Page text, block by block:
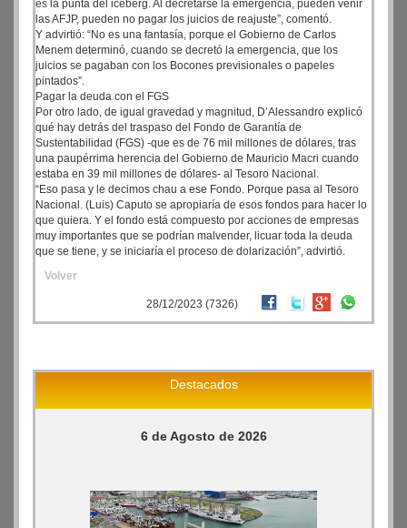
es la punta del iceberg. Al decretarse la emergencia, pueden venir
las AFJP, pueden no pagar los juicios de reajuste”, comentó.
Y advirtió: “No es una fantasía, porque el Gobierno de Carlos
Menem determinó, cuando se decretó la emergencia, que los
juicios se pagaban con los Bocones previsionales o papeles
pintados”.
Pagar la deuda con el FGS
Por otro lado, de igual gravedad y magnitud, D’Alessandro explicó
qué hay detrás del traspaso del Fondo de Garantía de
Sustentabilidad (FGS) -que es de 76 mil millones de dólares, tras
una paupérrima herencia del Gobierno de Mauricio Macri cuando
estaba en 39 mil millones de dólares- al Tesoro Nacional.
“Eso pasa y le decimos chau a ese Fondo. Porque pasa al Tesoro
Nacional. (Luis) Caputo se apropiaría de esos fondos para hacer lo
que quiera. Y el fondo está compuesto por acciones de empresas
muy importantes que se podrían malvender, licuar toda la deuda
que se tiene, y se iniciaría el proceso de dolarización”, advirtió.
Volver
28/12/2023 (7326)
Destacados
6 de Agosto de 2026